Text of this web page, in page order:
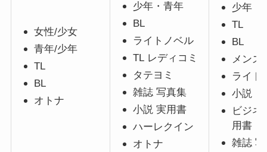
女性/少女
青年/少年
TL
BL
オトナ
少年・青年
BL
ライトノベル
TL レディコミ
タテヨミ
雑誌 写真集
小説 実用書
ハーレクイン
オトナ
少年・
TL
BL
メンズ
ライト
小説・
ビジネ
用書
雑誌